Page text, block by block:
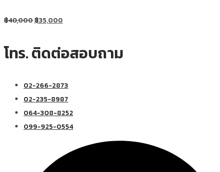
฿40,000฿35,000
โทร. ติดต่อสอบถาม
02-266-2873
02-235-8987
064-308-8252
099-925-0554